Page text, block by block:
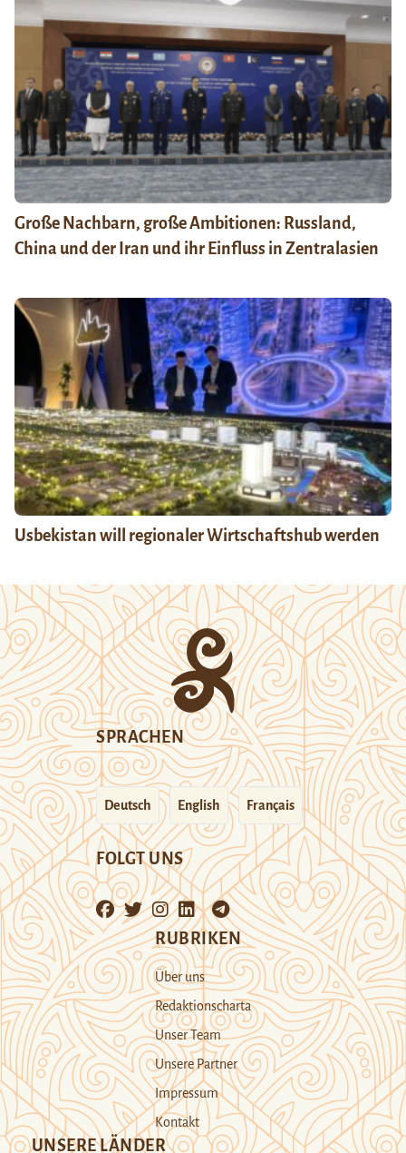
Große Nachbarn, große Ambitionen: Russland,
China und der Iran und ihr Einfluss in Zentralasien
Usbekistan will regionaler Wirtschaftshub werden
SPRACHEN
Deutsch English Français
FOLGT UNS
RUBRIKEN
Über uns
Redaktionscharta
Unser Team
Unsere Partner
Impressum
Kontakt
UNSERE LÄNDER